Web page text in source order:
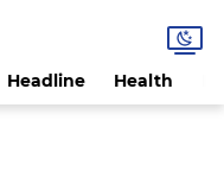
Headline Health